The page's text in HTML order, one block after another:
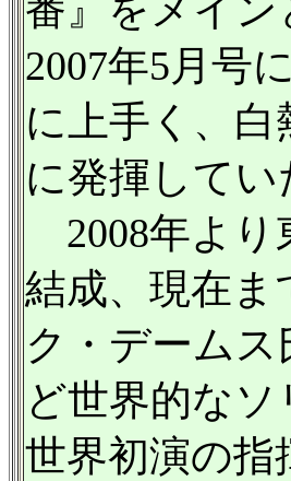
番』をメイ
2007年5月号
に上手く、
に発揮して
2008年より
結成、現在
ク・デーム
ど世界的な
世界初演の指